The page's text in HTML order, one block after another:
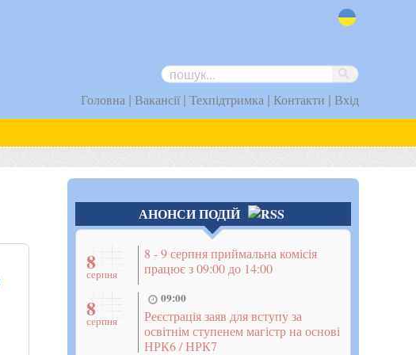
Головна | Вакансії| Техпідтримка | Контакти | Вхід
АНОНСИ ПОДІЙ
8
серпня
8 - 9 серпня приймальна комісія
працює з 09:00 до 14:00
8
серпня
09:00
Реєстрація заяв для вступу за
освітнім ступенем магістр на основі
НРК6 / НРК7